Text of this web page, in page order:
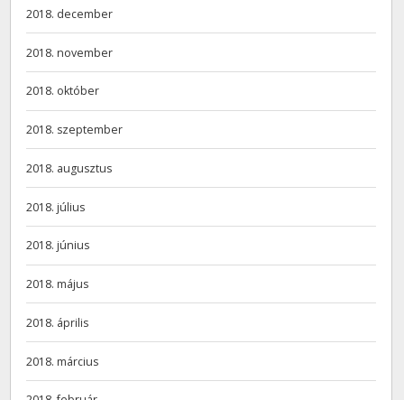
2018. december
2018. november
2018. október
2018. szeptember
2018. augusztus
2018. július
2018. június
2018. május
2018. április
2018. március